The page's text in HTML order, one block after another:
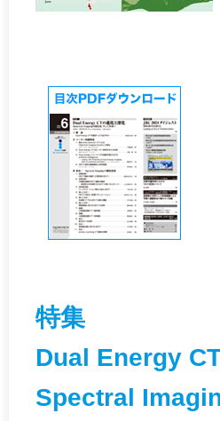
特集
Dual Energy
Spectral